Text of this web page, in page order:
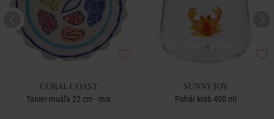
CORAL COAST
Tanier mušľa 22 cm - mix
SUNNY JOY
Pohár krab 400 ml